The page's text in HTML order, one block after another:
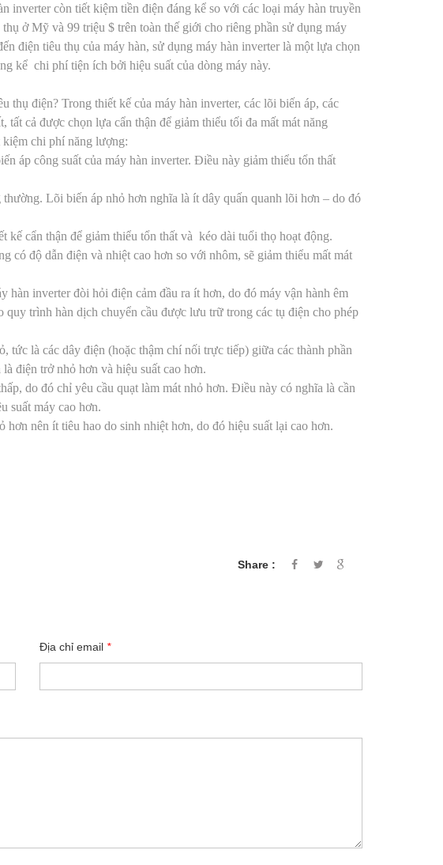
inverter còn tiết kiệm tiền điện đáng kể so với các loại máy hàn truyền
ở Mỹ và 99 triệu $ trên toàn thế giới cho riêng phần sử dụng máy
điện tiêu thụ của máy hàn, sử dụng máy hàn inverter là một lựa chọn
kể chi phí tiện ích bởi hiệu suất của dòng máy này.
thụ điện? Trong thiết kế của máy hàn inverter, các lõi biến áp, các
cả được chọn lựa cẩn thận để giảm thiểu tối đa mất mát năng
chi phí năng lượng:
áp công suất của máy hàn inverter. Điều này giảm thiểu tổn thất
Lõi biến áp nhỏ hơn nghĩa là ít dây quấn quanh lõi hơn – do đó
kế cẩn thận để giảm thiểu tổn thất và kéo dài tuổi thọ hoạt động.
có độ dẫn điện và nhiệt cao hơn so với nhôm, sẽ giảm thiểu mất mát
hàn inverter đòi hỏi điện cảm đầu ra ít hơn, do đó máy vận hành êm
trình hàn dịch chuyển cầu được lưu trữ trong các tụ điện cho phép
là các dây điện (hoặc thậm chí nối trực tiếp) giữa các thành phần
điện trở nhỏ hơn và hiệu suất cao hơn.
do đó chỉ yêu cầu quạt làm mát nhỏ hơn. Điều này có nghĩa là cần
suất máy cao hơn.
nên ít tiêu hao do sinh nhiệt hơn, do đó hiệu suất lại cao hơn.
Share :
Địa chỉ email *